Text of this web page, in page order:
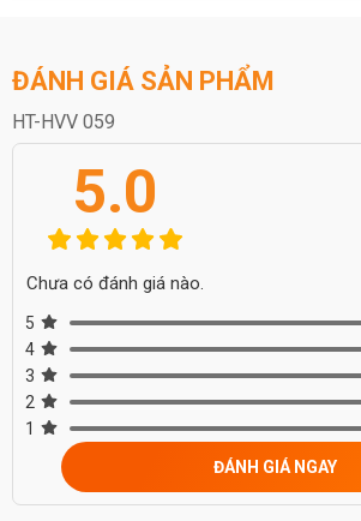
ĐÁNH GIÁ SẢN PHẨM
HT-HVV 059
5.0
Chưa có đánh giá nào.
5
4
3
2
1
ĐÁNH GIÁ NGAY